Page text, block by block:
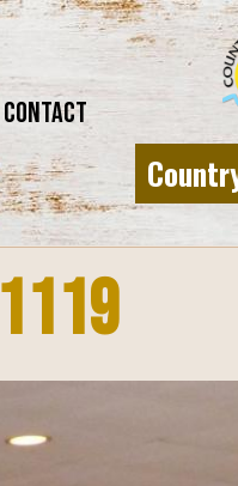
CONTACT
1119